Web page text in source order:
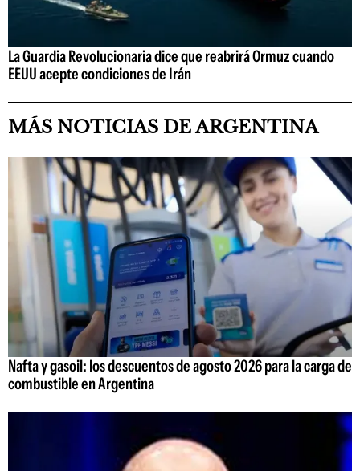
La Guardia Revolucionaria dice que reabrirá Ormuz cuando
EEUU acepte condiciones de Irán
MÁS NOTICIAS DE ARGENTINA
Nafta y gasoil: los descuentos de agosto 2026 para la carga de
combustible en Argentina